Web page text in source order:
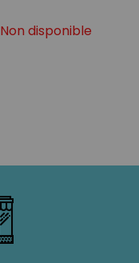
Non disponible